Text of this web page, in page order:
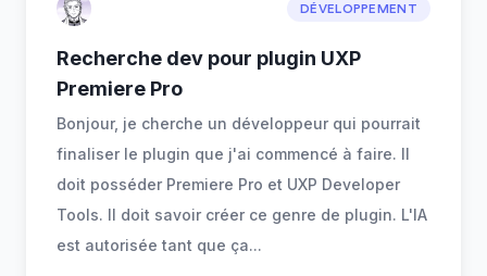
DÉVELOPPEMENT
Recherche dev pour plugin UXP
Premiere Pro
Bonjour, je cherche un développeur qui pourrait
finaliser le plugin que j'ai commencé à faire. Il
doit posséder Premiere Pro et UXP Developer
Tools. Il doit savoir créer ce genre de plugin. L'IA
est autorisée tant que ça...